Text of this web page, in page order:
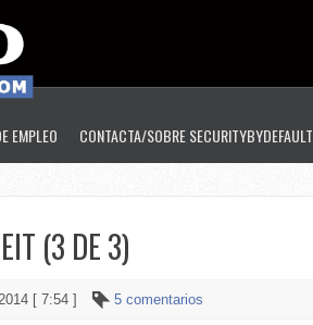
EMPLEO CONTACTA/SOBRE SECURITYBYDEFAULT
(3 DE 3)
[ 7:54 ] 5 comentarios